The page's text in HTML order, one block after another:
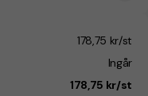
178,75 kr/st
Ingår
178,75 kr/st